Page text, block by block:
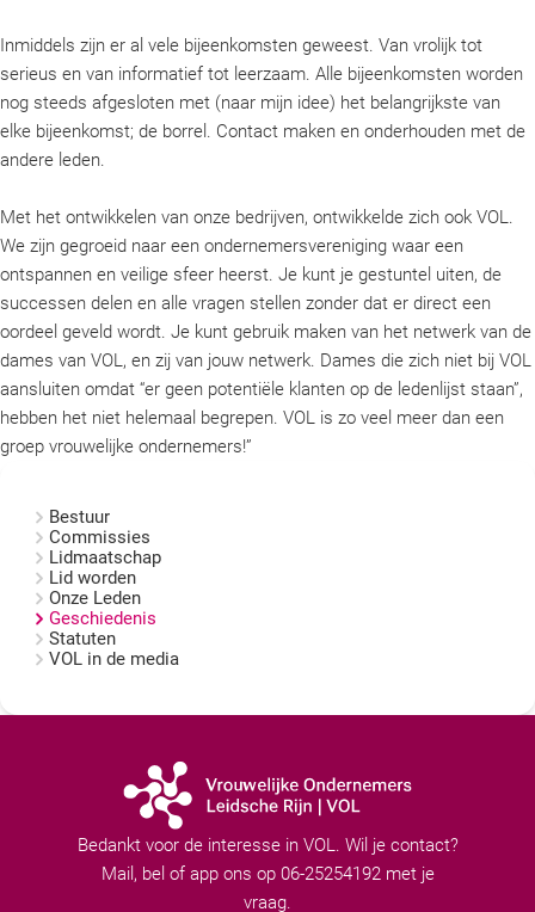
Inmiddels zijn er al vele bijeenkomsten geweest. Van vrolijk tot
serieus en van informatief tot leerzaam. Alle bijeenkomsten worden
nog steeds afgesloten met (naar mijn idee) het belangrijkste van
elke bijeenkomst; de borrel. Contact maken en onderhouden met de
andere leden.
Met het ontwikkelen van onze bedrijven, ontwikkelde zich ook VOL.
We zijn gegroeid naar een ondernemersvereniging waar een
ontspannen en veilige sfeer heerst. Je kunt je gestuntel uiten, de
successen delen en alle vragen stellen zonder dat er direct een
oordeel geveld wordt. Je kunt gebruik maken van het netwerk van de
dames van VOL, en zij van jouw netwerk. Dames die zich niet bij VOL
aansluiten omdat “er geen potentiële klanten op de ledenlijst staan”,
hebben het niet helemaal begrepen. VOL is zo veel meer dan een
groep vrouwelijke ondernemers!”
Bestuur
Commissies
Lidmaatschap
Lid worden
Onze Leden
Geschiedenis
Statuten
VOL in de media
Bedankt voor de interesse in VOL. Wil je contact?
Mail, bel of app ons op 06-25254192 met je
vraag.